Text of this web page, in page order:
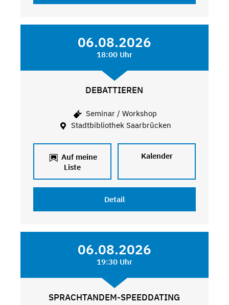
06.08.2026
18:00 Uhr
DEBATTIEREN
Seminar / Workshop
Stadtbibliothek Saarbrücken
Auf meine
Liste
Kalender
Detail
06.08.2026
19:30 Uhr
SPRACHTANDEM-SPEEDDATING